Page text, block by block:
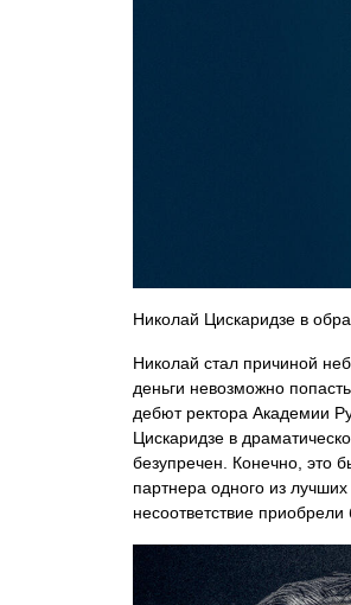
Николай Цискаридзе в
Николай стал причиной
деньги невозможно
дебют ректора Академии
Цискаридзе в
безупречен. Конечно, это
партнера одного из
несоответствие